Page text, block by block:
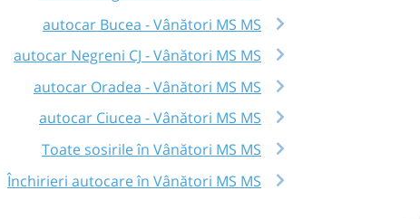
autocar Bucea - Vânători MS MS
autocar Negreni CJ - Vânători MS MS
autocar Oradea - Vânători MS MS
autocar Ciucea - Vânători MS MS
Toate sosirile în Vânători MS MS
Închirieri autocare în Vânători MS MS